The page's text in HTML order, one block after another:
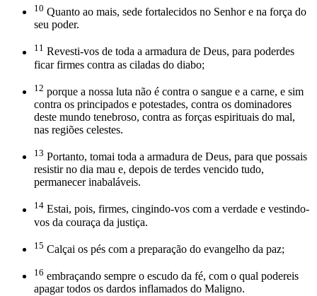
10 Quanto ao mais, sede fortalecidos no Senhor e na força do
seu poder.
11 Revesti-vos de toda a armadura de Deus, para poderdes
ficar firmes contra as ciladas do diabo;
12 porque a nossa luta não é contra o sangue e a carne, e sim
contra os principados e potestades, contra os dominadores
deste mundo tenebroso, contra as forças espirituais do mal,
nas regiões celestes.
13 Portanto, tomai toda a armadura de Deus, para que possais
resistir no dia mau e, depois de terdes vencido tudo,
permanecer inabaláveis.
14 Estai, pois, firmes, cingindo-vos com a verdade e vestindo-
vos da couraça da justiça.
15 Calçai os pés com a preparação do evangelho da paz;
16 embraçando sempre o escudo da fé, com o qual podereis
apagar todos os dardos inflamados do Maligno.